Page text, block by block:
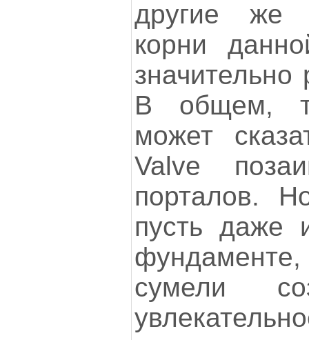
другие же
корни
В общем,
может
Valve
порталов.
пусть даже
сумели